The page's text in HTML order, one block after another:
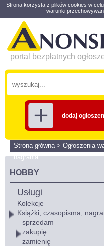
Strona korzysta z plików cookies w
warunki
portal bezpłatnych
dodaj
Strona główna> Ogłoszenia
nagrania
HOBBY
Usługi
Kolekcje
Książki, czasopisma,
sprzedam
zakupię
zamienię